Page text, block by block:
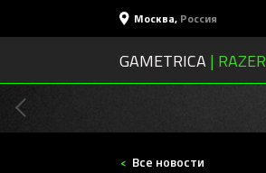
Москва, Россия
GAMETRICA | RAZER
Все новости